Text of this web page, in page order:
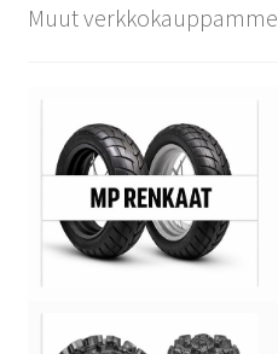
Muut verkkokauppamme